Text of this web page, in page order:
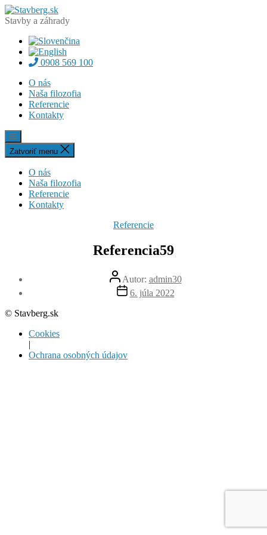
Preskočiť
na
Stavberg.sk
Stavby a záhrady
0908 569 100
O nás
Naša filozofia
Referencie
Kontakty
Zatvoriť menu
O nás
Naša filozofia
Referencie
Kontakty
Kategórie
Referencie
Referencia59
Autor
článku
Autor: admin30
Dátum
článku
6. júla 2022
© Stavberg.sk
Cookies
|
Ochrana osobných údajov